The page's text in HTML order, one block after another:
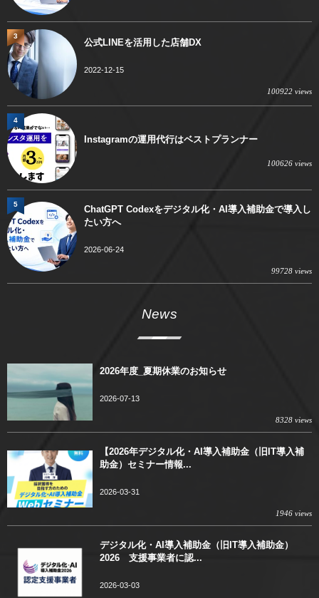
公式LINEを活用した店舗DX
2022-12-15
100922 views
3
Instagramの運用代行はベストプランナー
100626 views
4
ChatGPT Codexをデジタル化・AI導入補助金で導入し
たい方へ
2026-06-24
99728 views
5
News
2026年度_夏期休業のお知らせ
2026-07-13
8328 views
【2026年デジタル化・AI導入補助金（旧IT導入補
助金）セミナー情報...
2026-03-31
1946 views
デジタル化・AI導入補助金（旧IT導入補助金）
2026 支援事業者に認...
2026-03-03